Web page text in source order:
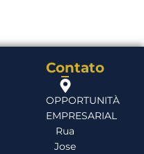
Contato
OPPORTUNITÀ
EMPRESARIAL
Rua
Jose